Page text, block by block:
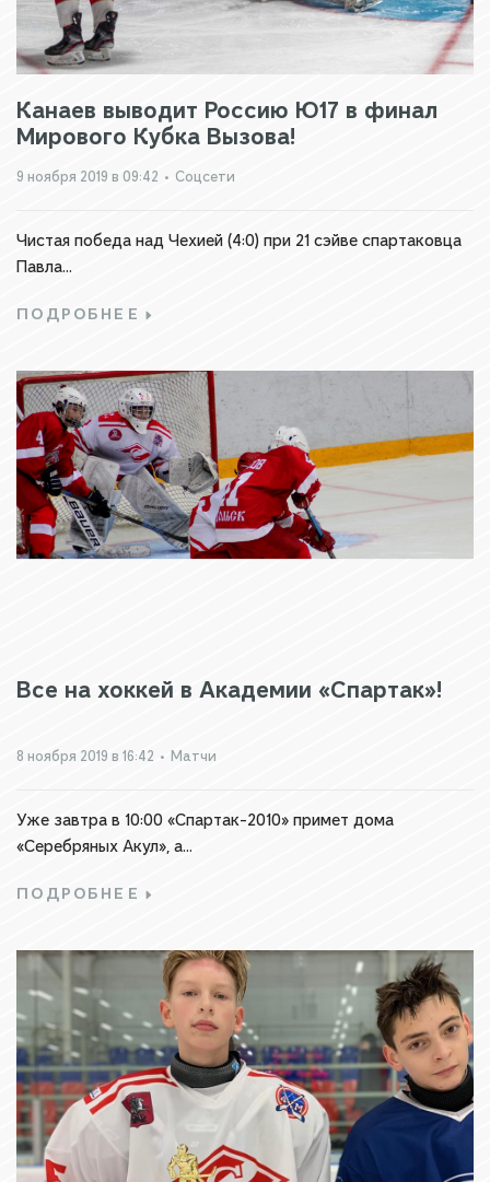
Канаев выводит Россию Ю17 в финал
Мирового Кубка Вызова!
9 ноября 2019 в 09:42 • Соцсети
Чистая победа над Чехией (4:0) при 21 сэйве спартаковца
Павла...
ПОДРОБНЕЕ
Все на хоккей в Академии «Спартак»!
8 ноября 2019 в 16:42 • Матчи
Уже завтра в 10:00 «Спартак-2010» примет дома
«Серебряных Акул», а...
ПОДРОБНЕЕ